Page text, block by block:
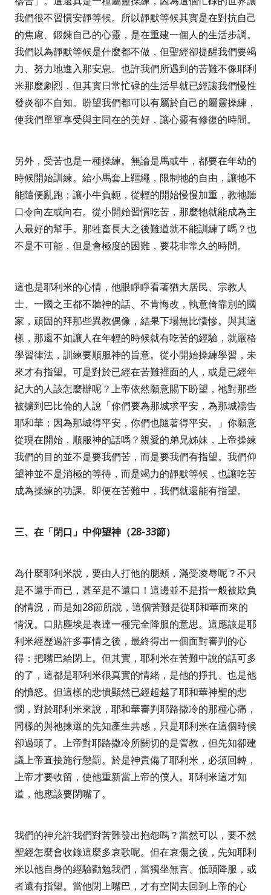
我們很不習慣安靜等候。所以靜默等候其實是在對抗自己
的焦慮、鍛鍊自己的心靈，是在重建一個人的生活步調。
我們以為靜默等候是什麼都不做，但聖經卻提醒我們要竭
力、努力地進入那安息。也許我們所遇到的苦難不像耶利
米那麼劇烈，但其實日常忙碌的生活早就已經讓我們慢性
發炎卻不自知。盼望我們都可以有屬於自己的屬靈操練，
使我們單單享受與主同在的美好，讓心靈有修復的時間。
另外，受苦也是一種操練。無論是馬或牛，都要在年幼的
時候開始訓練。給小馬套上韁繩，限制牠的自由，讓牠不
能隨便亂跑；讓小牛負軛，從輕的開始慢慢加重，教牠聽
口令向左或向右。從小開始習慣吃苦，那麼牠就能成為主
人最好的幫手。那牲畜長大之後難道就不能訓練了嗎？也
不是不可能，但是會極度的困難，要花非常久的時間。
這也是耶利米的心情，他眼睜睜看著猶大居民、宗教人
士、一國之王都不聽神的話、不肯悔改，執意倚靠別的國
家，頑固的拜那些異教偶像，結果下場無比悽慘。與其這
樣，那還不如讓人在年輕的時候就有吃苦的經驗，就嚴格
學習律法，訓練要順服神的旨意。從小開始操練學習，未
來才有指望。可是對於已經在苦難裡面的人，或是已經年
紀大的人該怎麼辦呢？上帝依然願意賜下盼望，祂對那些
被擄到巴比倫的人說「你們要為那城求平安，為那城禱告
耶和華；因為那城得平安，你們也隨著得平安。」你願意
從現在開始，順服神的話嗎？親愛的弟兄姊妹，上帝操練
我們的目的並不是要我們苦，而是要我們有指望。我們仰
望神並不是消極的等待，而是竭力的靜默等候，也讓吃苦
成為操練的功課。即便在苦難中，我們就還能有指望。
三、在「閉口」中仰望神（28-33節）
為什麼耶利米說，要由人打他的腮頰，滿受凌辱呢？不只
是不還手而已，甚至是不還口！這邊並不是指一般被欺負
的情況，而是如28節所說，這個苦難是從耶和華而來的
情況。口貼塵埃是表達一種完全降服的意思。這應該是耶
利米經歷過許多事情之後，最終得出一個面對審判的心
得：把嘴巴給閉上。但其實，耶利米在苦難中說的話可多
的了，這都是耶利米很真實的情緒，是他的掙扎、也是他
的憤怒。但這樣的悲憤顯然已經超越了耶和華神聖的悲
憫，對於耶利米來說，耶和華審判耶路撒冷的那種心痛，
同樣的與祂揀選的先知產生共感，只是耶利米在這個時候
卻過頭了。上帝對耶路撒冷所關切的是管教，但先知卻建
議上帝直接施行懲罰。於是神責備了耶利米，必須回轉，
上帝才要收留，使他重新當上帝的僕人。耶利米這才知
道，他應該要閉嘴了。
我們的神允許我們對苦難發出抱怨嗎？當然可以，要不然
聖經怎麼會收錄這麼多哀歌呢。但在哀傷之後，先知耶利
米以他自身的經驗勸勉我們，當獨坐無言、低頭降服，或
者還有指望。當他閉上嘴巴，才有空間去回到上帝的心